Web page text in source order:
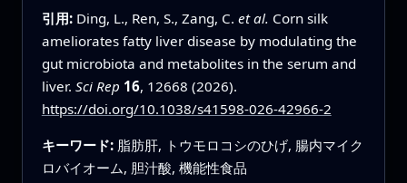
引用: Ding, L., Ren, S., Zang, C. et al. Corn silk
ameliorates fatty liver disease by modulating the
gut microbiota and metabolites in the serum and
liver. Sci Rep 16, 12668 (2026).
https://doi.org/10.1038/s41598-026-42966-2
キーワード: 脂肪肝, トウモロコシのひげ, 腸内マイク
ロバイオーム, 胆汁酸, 機能性食品